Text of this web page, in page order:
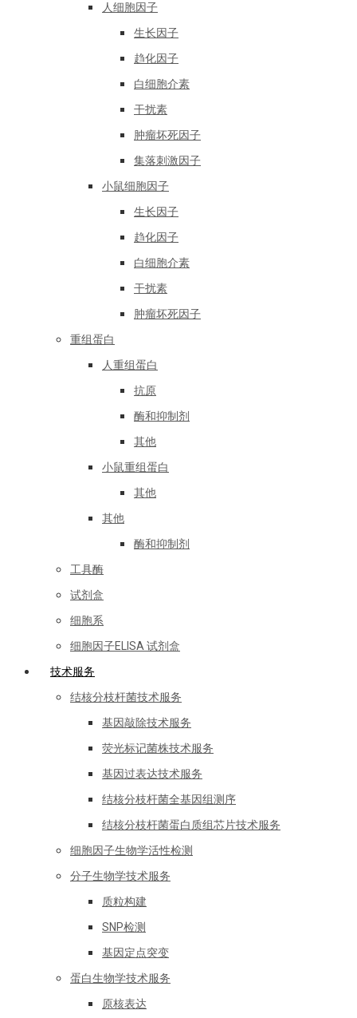
人细胞因子
生长因子
趋化因子
白细胞介素
干扰素
肿瘤坏死因子
集落刺激因子
小鼠细胞因子
生长因子
趋化因子
白细胞介素
干扰素
肿瘤坏死因子
重组蛋白
人重组蛋白
抗原
酶和抑制剂
其他
小鼠重组蛋白
其他
其他
酶和抑制剂
工具酶
试剂盒
细胞系
细胞因子ELISA 试剂盒
技术服务
结核分枝杆菌技术服务
基因敲除技术服务
荧光标记菌株技术服务
基因过表达技术服务
结核分枝杆菌全基因组测序
结核分枝杆菌蛋白质组芯片技术服务
细胞因子生物学活性检测
分子生物学技术服务
质粒构建
SNP检测
基因定点突变
蛋白生物学技术服务
原核表达